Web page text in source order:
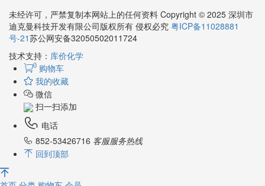
未经许可，严禁复制本网站上的任何资料 Copyright © 2025 深圳市
迪克曼科技开发有限公司版权所有 侵权必究 粤ICP备11028881
号-21苏公网安备32050502011724
技术支持： 库价化学
0 购物车
我的收藏
微信
扫一扫添加
电话
852-53426716 客服服务热线
回到顶部